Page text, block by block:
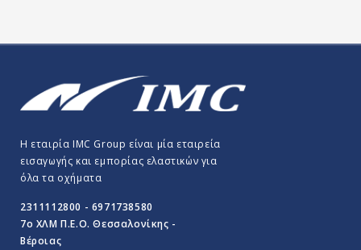
Η εταιρία IMC Group είναι μία εταιρεία
εισαγωγής και εμπορίας ελαστικών για
όλα τα οχήματα
2311112800 - 6971738580
7o ΧΛΜ Π.E.O. Θεσσαλονίκης -
Βέροιας